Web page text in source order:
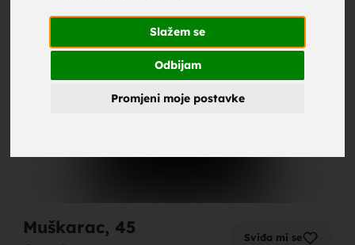
Slažem se
Odbijam
Promjeni moje postavke
Muškarac, 45 Sviđa mi se
zene za
brak,